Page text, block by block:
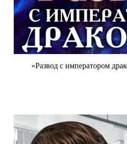
«Развод с императором